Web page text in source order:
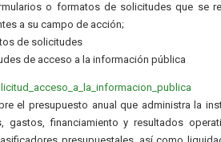
o formatos de solicitudes que se
a su campo de acción;
de solicitudes
de acceso a la información pública
el presupuesto anual que administra la
gastos, financiamiento y resultados